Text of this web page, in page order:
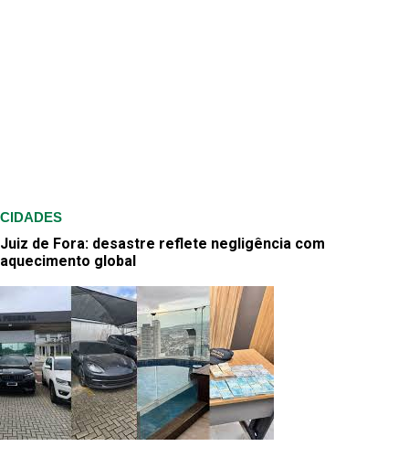
CIDADES
Juiz de Fora: desastre reflete negligência com
aquecimento global